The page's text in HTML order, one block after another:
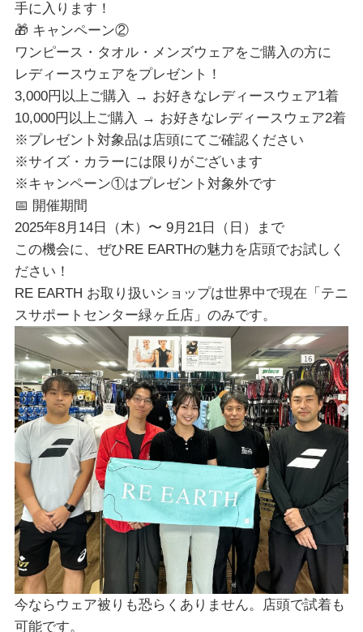
手に入ります！
🎁 キャンペーン②
ワンピース・タオル・メンズウェアをご購入の方に
レディースウェアをプレゼント！
3,000円以上ご購入 → お好きなレディースウェア1着
10,000円以上ご購入 → お好きなレディースウェア2着
※プレゼント対象品は店頭にてご確認ください
※サイズ・カラーには限りがございます
※キャンペーン①はプレゼント対象外です
📅 開催期間
2025年8月14日（木）〜 9月21日（日）まで
この機会に、ぜひRE EARTHの魅力を店頭でお試しく
ださい！
RE EARTH お取り扱いショップは世界中で現在「テニ
スサポートセンター緑ヶ丘店」のみです。
今ならウェア被りも恐らくありません。店頭で試着も
可能です。